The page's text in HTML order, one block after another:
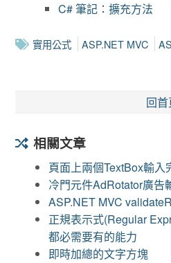
C# 筆記：擴充方法
實用公式 ASP.NET MVC
回首
相關文章
頁面上兩個TextBox輸
冷門元件AdRotator廣告
ASP.NET MVC
正規表示式(Regular
都必需要有的能力
即時加總的文字方塊